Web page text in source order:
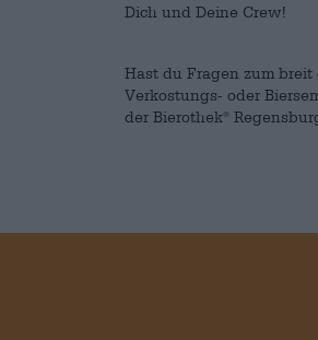
Dich und Deine Crew!
Hast du Fragen zum breit
Verkostungs- oder
der Bierothek®